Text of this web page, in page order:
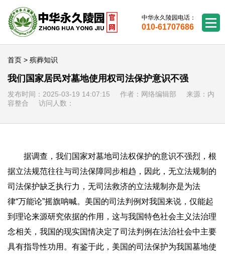
中华永久陵园电话：
010-61707686
首页 > 殡葬知识
我们国家居民对墓地使用权司法保护意识不强
发布时间：2025-03-19 14:07:15 作者：网络编辑部 来源：内
容整合 访问人数：
据调查，我们国家对墓地司法权保护的意识不强烈，根
据立法规范往往与司法保障同步相趋，因此，无立法规制的
司法保护缺乏执行力，无司法救济的立法规制亦是为法
律“万能论”摇旗呐喊。美国的司法判例对我国来说，仅能起
到理论来源研究依据的作用，这与我国特色社会主义法治理
念相关，我国的现实国情决定了司法判例在法治社会中主要
具有指导性功用。有鉴于此，美国的司法保护为我国墓地使